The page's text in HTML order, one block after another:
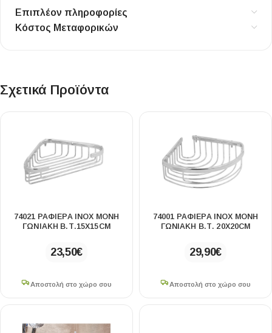
Επιπλέον πληροφορίες
Κόστος Μεταφορικών
Σχετικά Προϊόντα
74021 ΡΑΦΙΕΡΑ ΙΝΟΧ ΜΟΝΗ
ΓΩΝΙΑΚΗ Β.Τ.15X15CM
23,50€
Αποστολή στο χώρο σου
74001 ΡΑΦΙΕΡΑ ΙΝΟΧ ΜΟΝΗ
ΓΩΝΙΑΚΗ Β.Τ. 20X20CM
29,90€
Αποστολή στο χώρο σου